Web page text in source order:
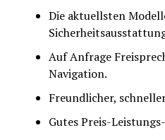
Die aktu­ells­ten
Auf Anfra­ge
Navigation.
Freund­li­cher,
Gutes Preis-